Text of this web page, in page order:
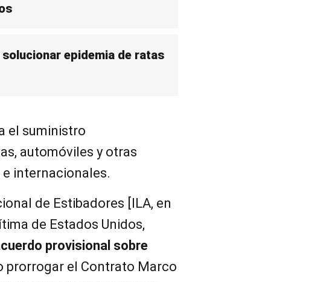
epidemia de ratas
el suministro
automóviles y otras
internacionales.
de Estibadores [ILA, en
de Estados Unidos,
provisional sobre
prorrogar el Contrato Marco